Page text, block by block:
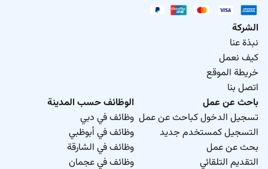
الشركة
نبذة عنا
كيف نعمل
خريطة الموقع
اتصل بنا
باحث عن عمل
تسجيل الدخول كباحث عن عمل
التسجيل كمستخدم جديد
بحث عن عمل
التقديم التلقائي
الوظائف حسب المدينة
وظائف في دبي
وظائف في أبوظبي
وظائف في الشارقة
وظائف في عجمان